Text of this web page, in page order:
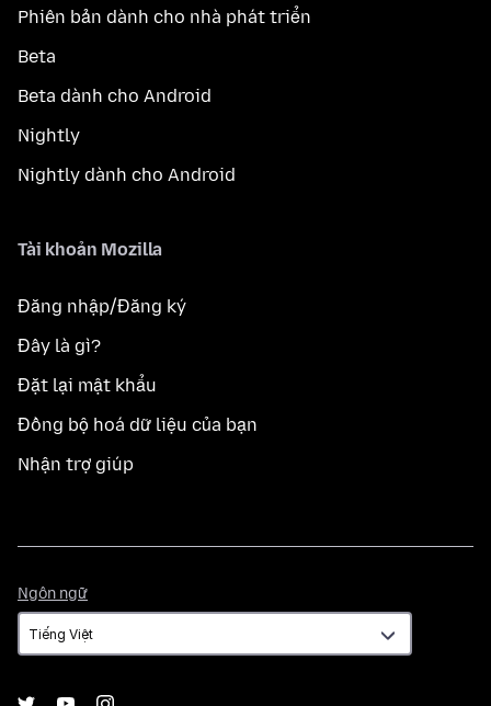
Phiên bản dành cho nhà phát triển
Beta
Beta dành cho Android
Nightly
Nightly dành cho Android
Tài khoản Mozilla
Đăng nhập/Đăng ký
Đây là gì?
Đặt lại mật khẩu
Đồng bộ hoá dữ liệu của bạn
Nhận trợ giúp
Ngôn ngữ
ngữ